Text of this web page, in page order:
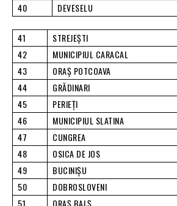
40
DEVESELU
41 STREJEŞTI
42
MUNICIPIUL CARACAL
43
ORAŞ POTCOAVA
44
GRĂDINARI
45
PERIEŢI
46
MUNICIPIUL SLATINA
47
CUNGREA
48
OSICA DE JOS
49
BUCINIŞU
50
DOBROSLOVENI
51
ORAŞ BALŞ